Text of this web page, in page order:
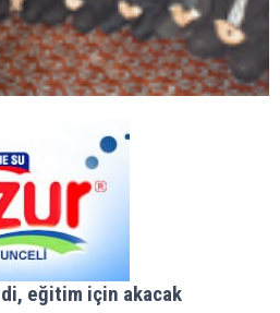
eğitim için akacak